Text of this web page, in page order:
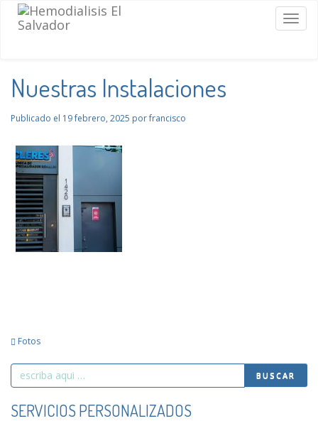
Nuestras Instalaciones
Publicado el 19 febrero, 2025 porfrancisco
Fotos
Search
for
BUSCAR
SERVICIOS PERSONALIZADOS